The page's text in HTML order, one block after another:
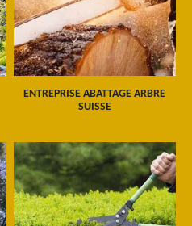
ENTREPRISE ABATTAGE ARBRE
SUISSE